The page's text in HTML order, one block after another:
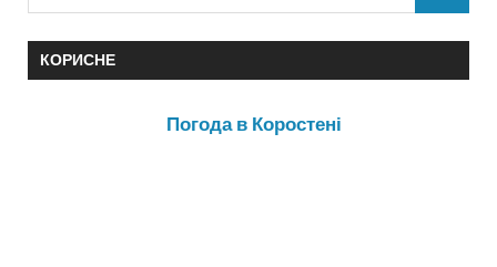
КОРИСНЕ
Погода в Коростені